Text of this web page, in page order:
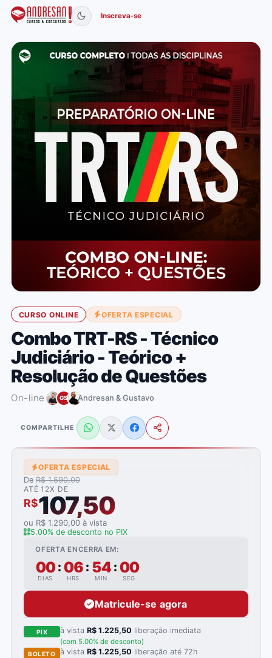
Inscreva-se
CURSO ONLINE OFERTA ESPECIAL
Combo TRT-RS - Técnico
Judiciário - Teórico +
Resolução de Questões
On-line GS Andresan & Gustavo
COMPARTILHE
OFERTA ESPECIAL
De R$ 1.590,00
ATÉ 12X DE
R$107,50
ou R$ 1.290,00 à vista
5.00% de desconto no PIX
OFERTA ENCERRA EM:
00
DIAS
: 06
HRS
: 53
MIN
: 59
SEG
Matricule-se agora
PIX à vistaR$ 1.225,50 liberação imediata
(com 5.00% de desconto)
BOLETO à vistaR$ 1.225,50 liberação até 72h